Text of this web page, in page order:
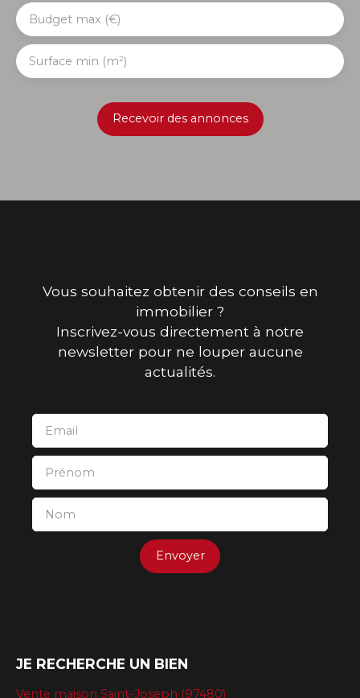
Budget max (€)
Surface min (m²)
Recevoir des annonces
Vous souhaitez obtenir des conseils en
immobilier ?
Inscrivez-vous directement à notre
newsletter pour ne louper aucune
actualités.
Email
Prénom
Nom
Envoyer
JE RECHERCHE UN BIEN
Vente maison Saint-Joseph (97480)